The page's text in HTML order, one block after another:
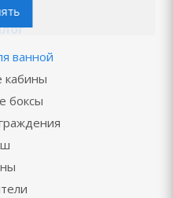
ванной
боксы